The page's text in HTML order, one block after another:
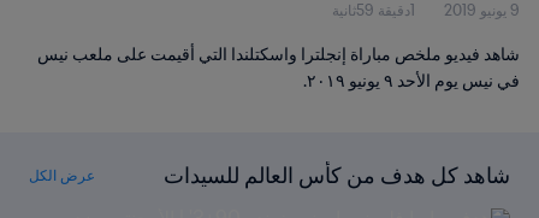
9 يونيو 2019 1دقيقة 59ثانية
شاهد فيديو ملخص مباراة إنجلترا واسكتلندا التي أقيمت على ملعب نيس
في نيس يوم الأحد ٩ يونيو ٢٠١٩.
شاهد كل هدف من كأس العالم للسيدات
FIFA فرنسا ٢٠١٩
عرض الكل